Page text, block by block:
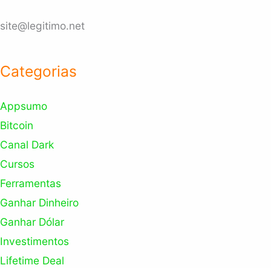
site@legitimo.net
Categorias
Appsumo
Bitcoin
Canal Dark
Cursos
Ferramentas
Ganhar Dinheiro
Ganhar Dólar
Investimentos
Lifetime Deal